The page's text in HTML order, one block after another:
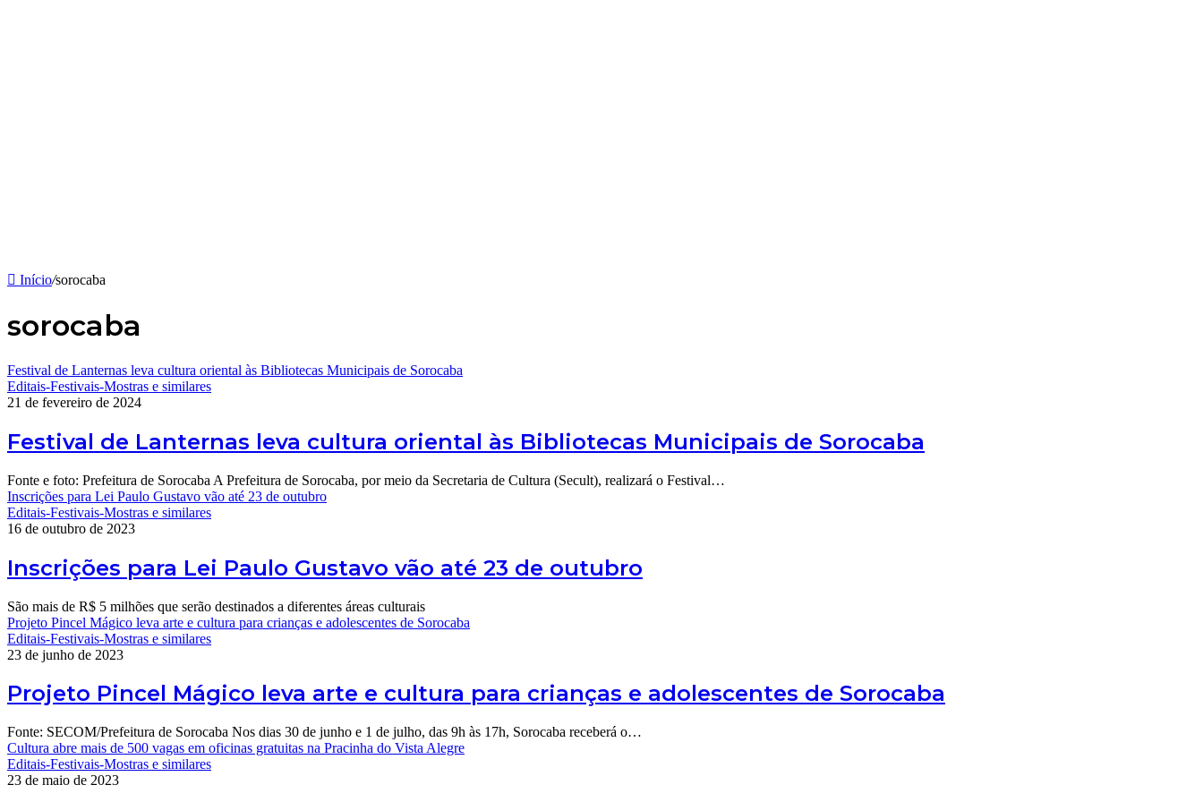
Início/sorocaba
sorocaba
Festival de Lanternas leva cultura oriental às Bibliotecas Municipais de Sorocaba
Editais-Festivais-Mostras e similares
21 de fevereiro de 2024
Festival de Lanternas leva cultura oriental às Bibliotecas Municipais de Sorocaba
Fonte e foto: Prefeitura de Sorocaba A Prefeitura de Sorocaba, por meio da Secretaria de Cultura (Secult), realizará o Festival…
Inscrições para Lei Paulo Gustavo vão até 23 de outubro
Editais-Festivais-Mostras e similares
16 de outubro de 2023
Inscrições para Lei Paulo Gustavo vão até 23 de outubro
São mais de R$ 5 milhões que serão destinados a diferentes áreas culturais
Projeto Pincel Mágico leva arte e cultura para crianças e adolescentes de Sorocaba
Editais-Festivais-Mostras e similares
23 de junho de 2023
Projeto Pincel Mágico leva arte e cultura para crianças e adolescentes de Sorocaba
Fonte: SECOM/Prefeitura de Sorocaba Nos dias 30 de junho e 1 de julho, das 9h às 17h, Sorocaba receberá o…
Cultura abre mais de 500 vagas em oficinas gratuitas na Pracinha do Vista Alegre
Editais-Festivais-Mostras e similares
23 de maio de 2023